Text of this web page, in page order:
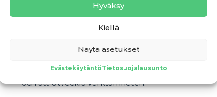
Hyväksy
Kiellä
Näytä asetukset
EvästekäytäntöTietosuojalausunto
med kollegorna, sedan städning och
packning av tillbehör in i bilarna och
därefter avfärd till kunderna. Arbetet görs
del av arbetstiden också åt till administration
och att utveckla verksamheten.